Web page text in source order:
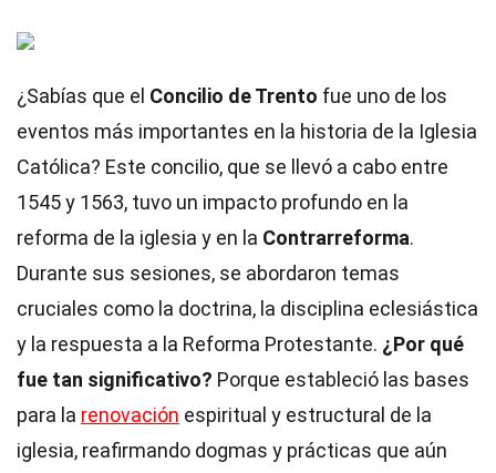
¿Sabías que el Concilio de Trento fue uno de los
eventos más importantes en la historia de la Iglesia
Católica? Este concilio, que se llevó a cabo entre
1545 y 1563, tuvo un impacto profundo en la
reforma de la iglesia y en la Contrarreforma.
Durante sus sesiones, se abordaron temas
cruciales como la doctrina, la disciplina eclesiástica
y la respuesta a la Reforma Protestante. ¿Por qué
fue tan significativo? Porque estableció las bases
para la renovación espiritual y estructural de la
iglesia, reafirmando dogmas y prácticas que aún